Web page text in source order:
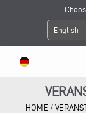
English
HOME /